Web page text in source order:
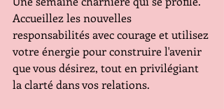
Accueillez les nouvelles
responsabilités avec courage et utilisez
votre énergie pour construire l'avenir
que vous désirez, tout en privilégiant
la clarté dans vos relations.